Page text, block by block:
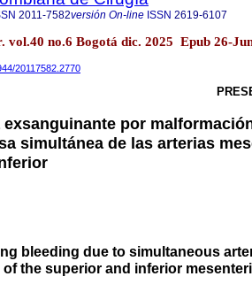
2011-7582versión On-line ISSN 2619-6107
vol.40 no.6 Bogotá dic. 2025 Epub 26-
20117582.2770
exsanguinante por
simultánea de las arterias
bleeding due to simultaneous
the superior and inferior